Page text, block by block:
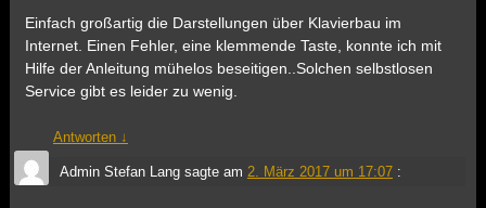
Einfach großartig die Darstellungen über Klavierbau im
Internet. Einen Fehler, eine klemmende Taste, konnte ich mit
Hilfe der Anleitung mühelos beseitigen..Solchen selbstlosen
Service gibt es leider zu wenig.
Antworten ↓
Admin Stefan Langsagte am 2. März 2017 um 17:07 :